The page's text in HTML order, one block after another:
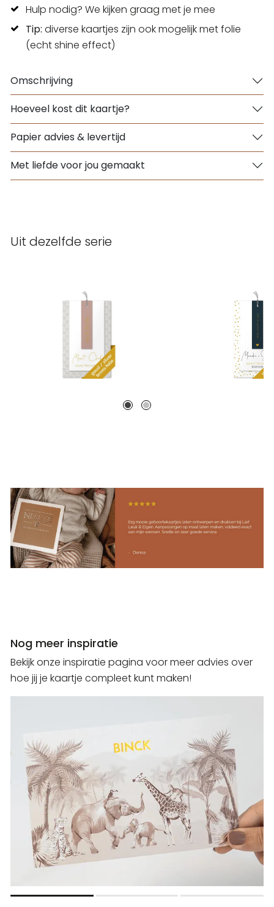
Hulp nodig? We kijken graag met je mee
Tip: diverse kaartjes zijn ook mogelijk met folie
(echt shine effect)
Omschrijving
Hoeveel kost dit kaartje?
Papier advies & levertijd
Met liefde voor jou gemaakt
Uit dezelfde serie
Nog meer inspiratie
Bekijk onze inspiratie pagina voor meer advies over
hoe jij je kaartje compleet kunt maken!